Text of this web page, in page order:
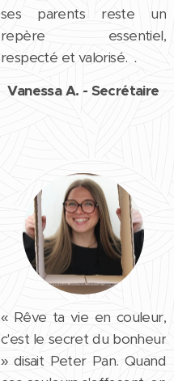
ses parents reste un
repère essentiel,
respecté et valorisé..
Vanessa A. - Secrétaire
« Rêve ta vie en couleur,
c'est le secret du bonheur
» disait Peter Pan. Quand